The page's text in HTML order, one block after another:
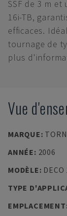
SSF de 3 m et
16i-TB,
efficaces.
tournage de
plus
Vue
MARQUE:
ANNÉE: 2006
MODÈLE: DECO
TYPE
EMPLACEMENT